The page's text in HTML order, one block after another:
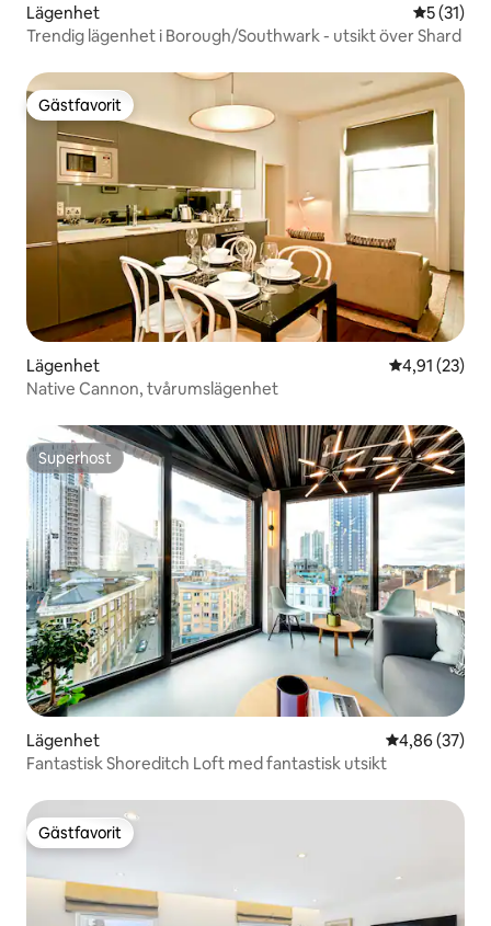
Lägenhet 5 av 5 i
5 (31)
Trendig lägenhet i Borough/Southwark - utsikt över Shard
Gästfavorit
Gästfavorit
Lägenhet 4,91 av 5 i
4,91 (23)
Native Cannon, tvårumslägenhet
Superhost
Superhost
Lägenhet 4,86 av 5 i
4,86 (37)
Fantastisk Shoreditch Loft med fantastisk utsikt
Gästfavorit
Gästfavorit